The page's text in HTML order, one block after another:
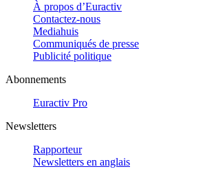
À propos d’Euractiv
Contactez-nous
Mediahuis
Communiqués de presse
Publicité politique
Abonnements
Euractiv Pro
Newsletters
Rapporteur
Newsletters en anglais